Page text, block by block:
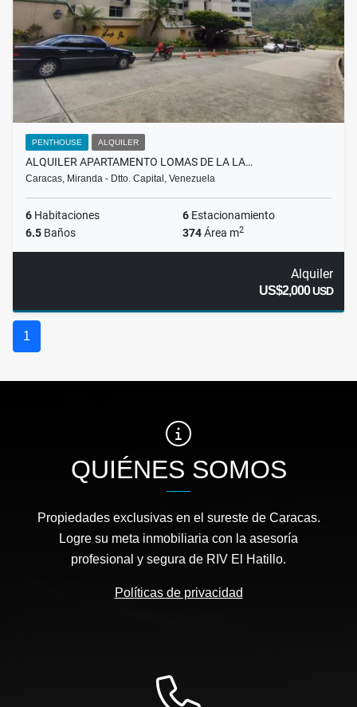
PENTHOUSE ALQUILER
ALQUILER APARTAMENTO LOMAS DE LA LA…
Caracas, Miranda - Dtto. Capital, Venezuela
6 Habitaciones 6 Estacionamiento
6.5 Baños 374Área m2
Alquiler
US$2,000USD
1
QUIÉNES SOMOS
Propiedades exclusivas en el sureste de Caracas.
Logre su meta inmobiliaria con la asesoría
profesional y segura de RIV El Hatillo.
Políticas de privacidad